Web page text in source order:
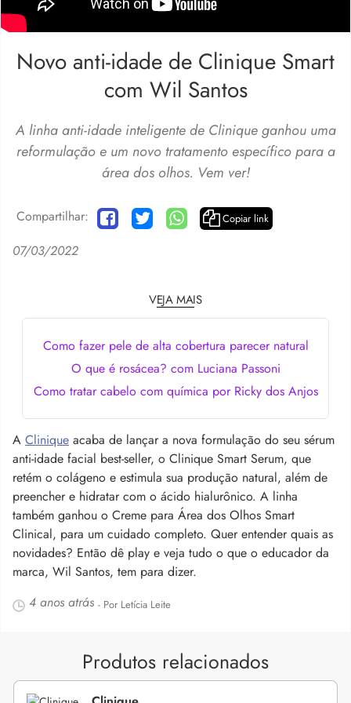
Novo anti-idade de Clinique Smart
com Wil Santos
A linha anti-idade inteligente de Clinique ganhou uma
reformulação e um novo tratamento específico para a
área dos olhos. Vem ver!
Compartilhar: Copiar link
07/03/2022
VEJA MAIS
Como fazer pele de alta cobertura parecer natural
O que é rosácea? com Luciana Passoni
Como tratar cabelo com química por Ricky dos Anjos
A Clinique acaba de lançar a nova formulação do seu sérum
anti-idade facial best-seller, o Clinique Smart Serum, que
retém o colágeno e estimula sua produção natural, além de
preencher e hidratar com o ácido hialurônico. A linha
também ganhou o Creme para Área dos Olhos Smart
Clinical, para um cuidado completo. Quer entender quais as
novidades? Então dê play e veja tudo o que o educador da
marca, Wil Santos, tem para dizer.
4 anos atrás - Por Letícia Leite
Produtos relacionados